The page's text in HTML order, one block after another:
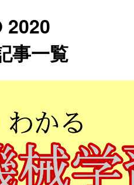
2020
事一覧